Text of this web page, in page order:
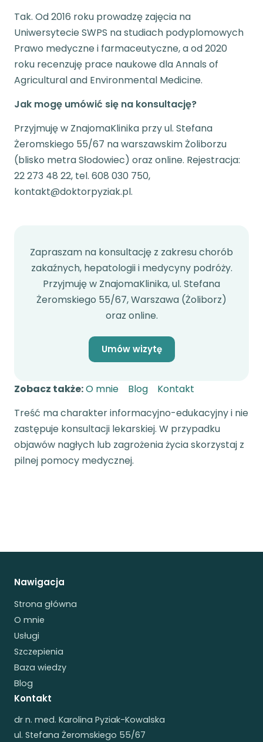
Tak. Od 2016 roku prowadzę zajęcia na
Uniwersytecie SWPS na studiach podyplomowych
Prawo medyczne i farmaceutyczne, a od 2020
roku recenzuję prace naukowe dla Annals of
Agricultural and Environmental Medicine.
Jak mogę umówić się na konsultację?
Przyjmuję w ZnajomaKlinika przy ul. Stefana
Żeromskiego 55/67 na warszawskim Żoliborzu
(blisko metra Słodowiec) oraz online. Rejestracja:
22 273 48 22, tel. 608 030 750,
kontakt@doktorpyziak.pl.
Zapraszam na konsultację z zakresu chorób
zakaźnych, hepatologii i medycyny podróży.
Przyjmuję w ZnajomaKlinika, ul. Stefana
Żeromskiego 55/67, Warszawa (Żoliborz)
oraz online.
Umów wizytę
Zobacz także:O mnie Blog
Kontakt
Treść ma charakter informacyjno-edukacyjny i nie
zastępuje konsultacji lekarskiej. W przypadku
objawów nagłych lub zagrożenia życia skorzystaj z
pilnej pomocy medycznej.
Nawigacja
Strona główna
O mnie
Usługi
Szczepienia
Baza wiedzy
Blog
Kontakt
dr n. med. Karolina Pyziak-Kowalska
ul. Stefana Żeromskiego 55/67